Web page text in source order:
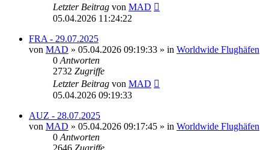
Letzter Beitrag von MAD
05.04.2026 11:24:22
FRA - 29.07.2025
von MAD » 05.04.2026 09:19:33 » in Worldwide Flughäfen
0 Antworten
2732 Zugriffe
Letzter Beitrag von MAD
05.04.2026 09:19:33
AUZ - 28.07.2025
von MAD » 05.04.2026 09:17:45 » in Worldwide Flughäfen
0 Antworten
2646 Zugriffe